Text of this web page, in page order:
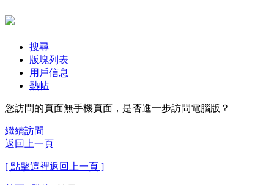
搜尋
版塊列表
用戶信息
熱帖
您訪問的頁面無手機頁面，是否進一步訪問電腦版？
繼續訪問
返回上一頁
[ 點擊這裡返回上一頁 ]